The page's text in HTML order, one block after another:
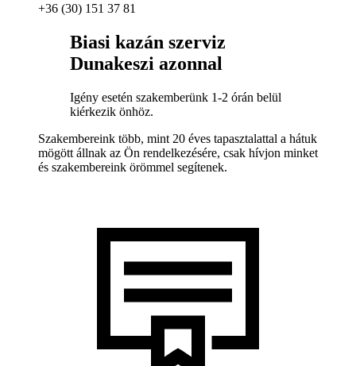
+36 (30) 151 37 81
Biasi kazán szerviz
Dunakeszi azonnal
Igény esetén szakemberünk 1-2 órán belül
kiérkezik önhöz.
Szakembereink több, mint 20 éves tapasztalattal a hátuk
mögött állnak az Ön rendelkezésére, csak hívjon minket
és szakembereink örömmel segítenek.